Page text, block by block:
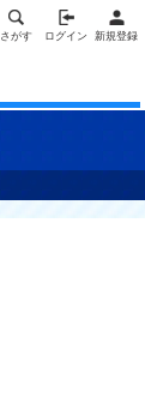
さがす ログイン 新規登録